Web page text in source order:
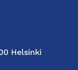
Helsinki